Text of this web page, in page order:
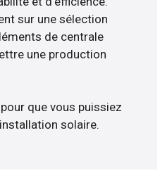
sur une sélection
de centrale
une production
que vous puissiez
solaire.